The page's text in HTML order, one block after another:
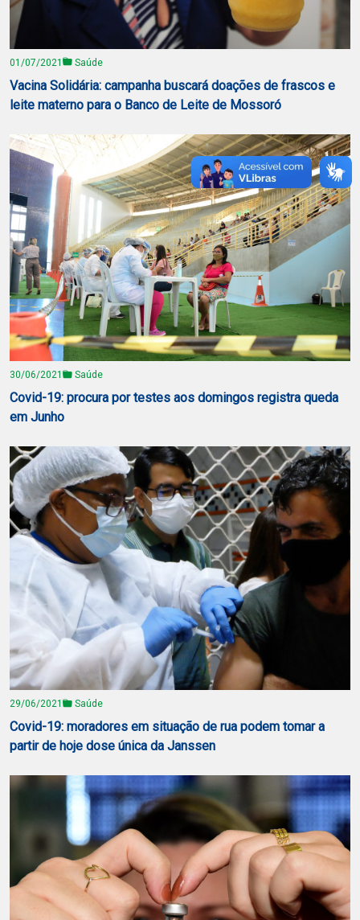
01/07/2021 Saúde
Vacina Solidária: campanha buscará doações de frascos e
leite materno para o Banco de Leite de Mossoró
30/06/2021 Saúde
Covid-19: procura por testes aos domingos registra queda
em Junho
29/06/2021 Saúde
Covid-19: moradores em situação de rua podem tomar a
partir de hoje dose única da Janssen